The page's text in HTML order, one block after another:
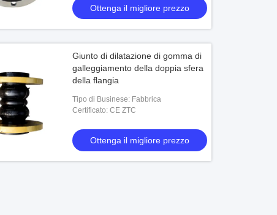
Ottenga il migliore prezzo
Giunto di dilatazione di gomma di
galleggiamento della doppia sfera
della flangia
Tipo di Businese: Fabbrica
Certificato: CE ZTC
Ottenga il migliore prezzo